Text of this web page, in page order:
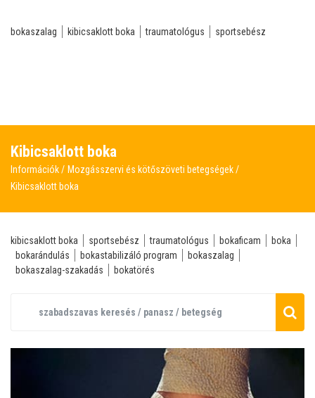
bokaszalag kibicsaklott boka traumatológus sportsebész
Kibicsaklott boka
Információk
Mozgásszervi és kötőszöveti betegségek
Kibicsaklott boka
kibicsaklott boka sportsebész traumatológus bokaficam
boka
bokarándulás
bokastabilizáló program
bokaszalag
bokaszalag-szakadás
bokatörés